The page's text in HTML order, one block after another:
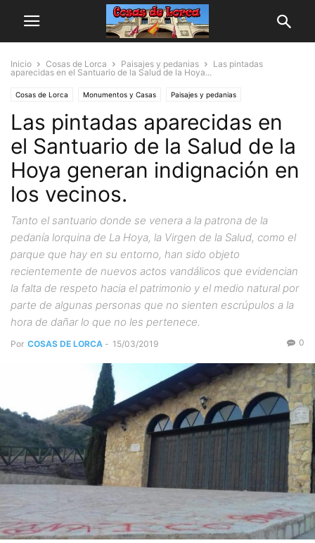
Inicio Cosas de Lorca Paisajes y pedanias
Las pintadas
aparecidas en el Santuario de la Salud de la Hoya...
Cosas de Lorca Monumentos y Casas Paisajes y pedanias
Las pintadas aparecidas en
el Santuario de la Salud de la
Hoya generan indignación en
los vecinos.
Tanto el santuario donde se venera a la patrona de la
pedanía lorquina de La Hoya, la Virgen de la Salud, como el
parque que hay en su entorno, han sido objeto
recientemente de nuevos actos vandálicos que evidencian
la falta de respeto hacia el patrimonio y el medio natural por
parte de algunas personas que no sienten escrúpulos a la
hora de dañar lo que no les pertenece.
Por COSAS DE LORCA - 15/03/2019 0